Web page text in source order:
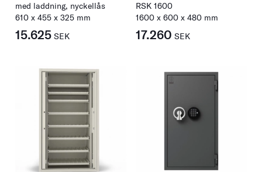
med laddning, nyckellås
610 x 455 x 325 mm
15.625 SEK
RSK 1600
1600 x 600 x 480 mm
17.260 SEK